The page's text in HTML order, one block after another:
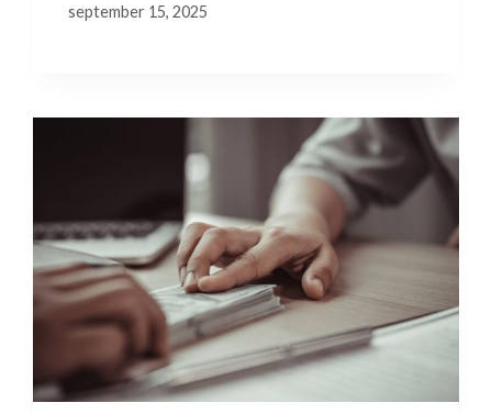
september 15, 2025